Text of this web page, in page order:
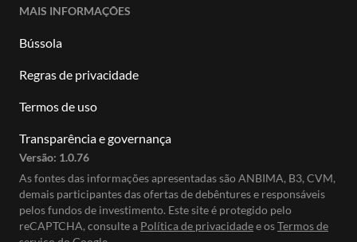
MAIS INFORMAÇÕES
Bússola
Regras de privacidade
Termos de uso
Transparência e governança
Versão: 1.0.76
As fontes das informações apresentadas são ANBIMA, B3, CVM,
demais participantes das ofertas de debêntures e responsáveis
pelos fundos de investimento. Este site é protegido pelo
reCAPTCHA, consulte a Política de privacidadee osTermos de